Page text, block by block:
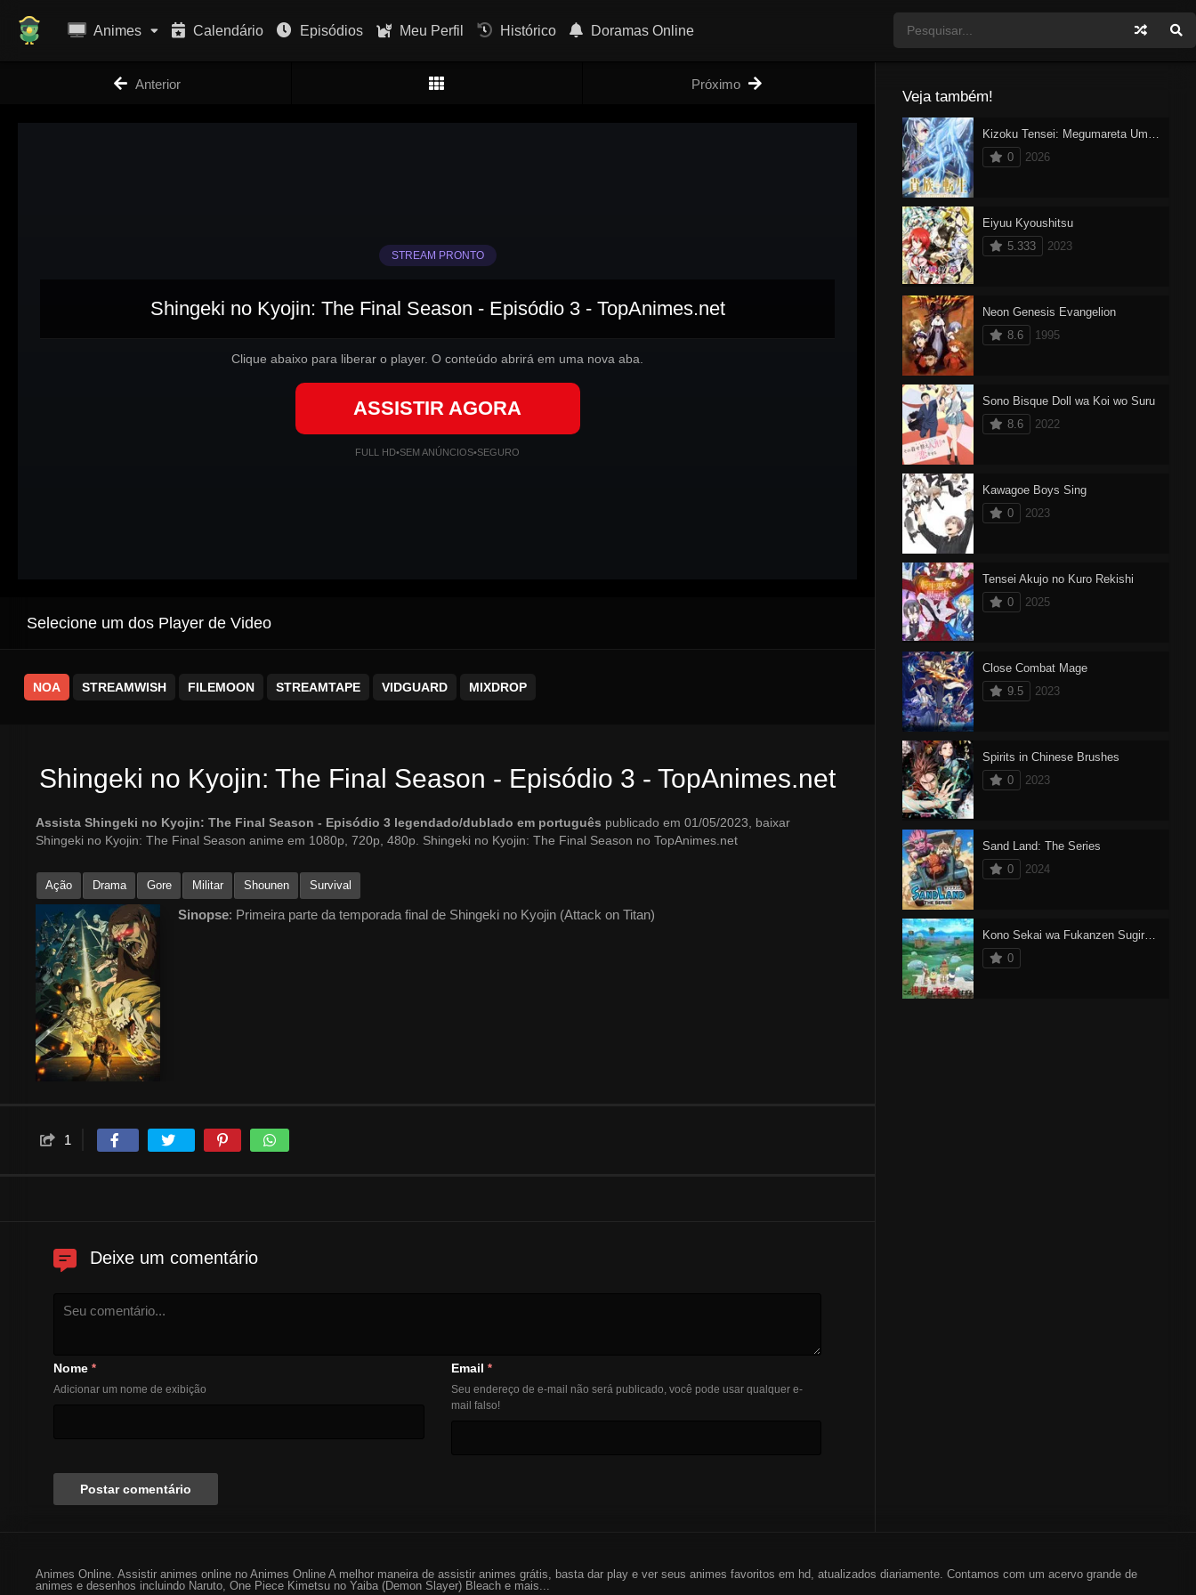
Animes Calendário Episódios Meu Perfil Histórico Doramas Online
Anterior Próximo
STREAM PRONTO
Shingeki no Kyojin: The Final Season - Episódio 3 - TopAnimes.net
Clique abaixo para liberar o player. O conteúdo abrirá em uma nova aba.
ASSISTIR AGORA
FULL HD•SEM ANÚNCIOS•SEGURO
Selecione um dos Player de Video
NOA STREAMWISH FILEMOON STREAMTAPE VIDGUARD MIXDROP
Shingeki no Kyojin: The Final Season - Episódio 3 - TopAnimes.net
Assista Shingeki no Kyojin: The Final Season - Episódio 3 legendado/dublado em português publicado em 01/05/2023, baixar
Shingeki no Kyojin: The Final Season anime em 1080p, 720p, 480p. Shingeki no Kyojin: The Final Season no TopAnimes.net
Ação Drama Gore Militar Shounen Survival
Sinopse: Primeira parte da temporada final de Shingeki no Kyojin (Attack on Titan)
1
Deixe um comentário
Nome *
Adicionar um nome de exibição
Email *
Seu endereço de e-mail não será publicado, você pode usar qualquer e-
mail falso!
Veja também!
Kizoku Tensei: Megumareta Umare kara Saikyou no Chikara wo Eru
0
2026
Eiyuu Kyoushitsu
5.333
2023
Neon Genesis Evangelion
8.6
1995
Sono Bisque Doll wa Koi wo Suru
8.6
2022
Kawagoe Boys Sing
0
2023
Tensei Akujo no Kuro Rekishi
0
2025
Close Combat Mage
9.5
2023
Spirits in Chinese Brushes
0
2023
Sand Land: The Series
0
2024
Kono Sekai wa Fukanzen Sugiru Dublado
0
Animes Online. Assistir animes online no Animes Online A melhor maneira de assistir animes grátis, basta dar play e ver seus animes favoritos em hd, atualizados diariamente. Contamos com um acervo grande de
animes e desenhos incluindo Naruto, One Piece Kimetsu no Yaiba (Demon Slayer) Bleach e mais...